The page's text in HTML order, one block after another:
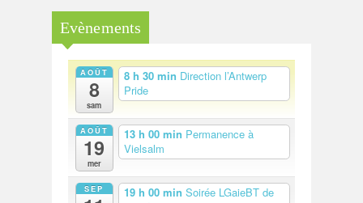
Commerces et services à Bastogne
Evènements
AOÛT
8
sam
8 h 30 min Direction l’Antwerp
Pride
AOÛT
19
mer
13 h 00 min Permanence à
Vielsalm
SEP 19 h 00 min Soirée LGaieBT de